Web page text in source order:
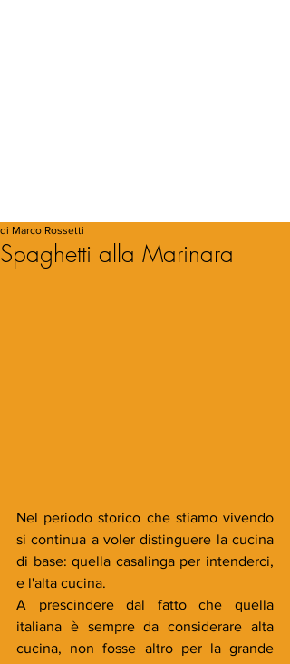
Spaghetti alla Marinara
di Marco Rossetti
Nel periodo storico che stiamo vivendo
si continua a voler distinguere la cucina
di base: quella casalinga per intenderci,
e l'alta cucina.
A prescindere dal fatto che quella
italiana è sempre da considerare alta
cucina, non fosse altro per la grande